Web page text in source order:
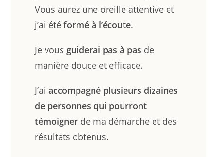
Vous aurez une oreille attentive et
j’ai étéformé à l’écoute.
Je vous guiderai pas à pas de
manière douce et efficace.
J’aiaccompagné plusieurs dizaines
de personnes qui pourront
témoigner de ma démarche et des
résultats obtenus.